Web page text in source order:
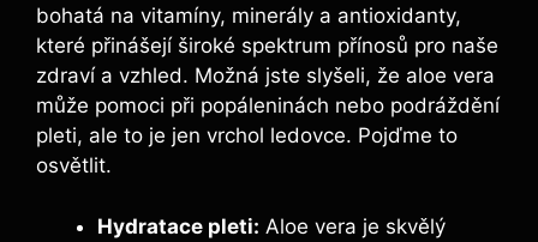
bohatá na vitamíny, minerály a antioxidanty,
které přinášejí široké spektrum přínosů pro naše
zdraví a vzhled. Možná jste slyšeli, že aloe vera
může pomoci při popáleninách nebo podráždění
pleti, ale to je jen vrchol ledovce. Pojďme to
osvětlit.
Hydratace pleti: Aloe vera je skvělý